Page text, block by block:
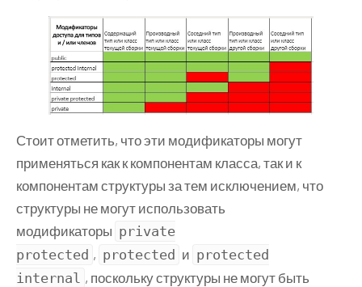
Стоит отметить, что эти модификаторы могут
применяться как к компонентам класса, так и к
компонентам структуры за тем исключением, что
структуры не могут использовать
модификаторы private
protected , protected и protected
internal , поскольку структуры не могут быть